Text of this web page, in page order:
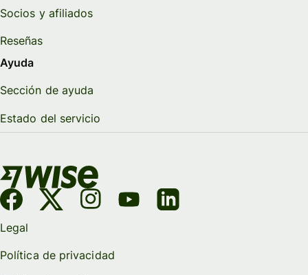
Socios y afiliados
Reseñas
Ayuda
Sección de ayuda
Estado del servicio
Legal
Política de privacidad